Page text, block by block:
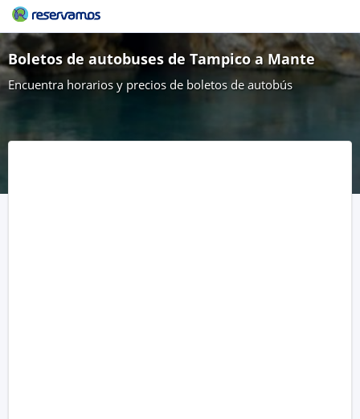
Boletos de autobuses de Tampico a Mante
Encuentra horarios y precios de boletos de autobús